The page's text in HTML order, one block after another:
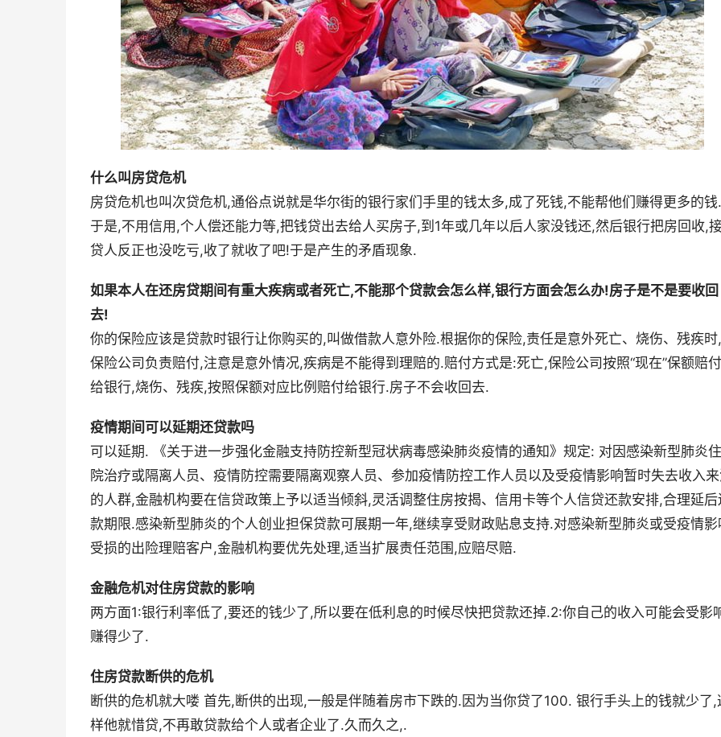
什么叫房贷危机
房贷危机也叫次贷危机,通俗点说就是华尔街的银行家们手里的钱太多,成了死钱,不能帮他们赚得更多的钱.
于是,不用信用,个人偿还能力等,把钱贷出去给人买房子,到1年或几年以后人家没钱还,然后银行把房回收,
贷人反正也没吃亏,收了就收了吧!于是产生的矛盾现象.
如果本人在还房贷期间有重大疾病或者死亡,不能那个贷款会怎么样,银行方面会怎么办!房子是不是要收回
去!
你的保险应该是贷款时银行让你购买的,叫做借款人意外险.根据你的保险,责任是意外死亡、烧伤、残疾时,
保险公司负责赔付,注意是意外情况,疾病是不能得到理赔的.赔付方式是:死亡,保险公司按照“现在”保额赔付
给银行,烧伤、残疾,按照保额对应比例赔付给银行.房子不会收回去.
疫情期间可以延期还贷款吗
可以延期. 《关于进一步强化金融支持防控新型冠状病毒感染肺炎疫情的通知》规定: 对因感染新型肺炎住
院治疗或隔离人员、疫情防控需要隔离观察人员、参加疫情防控工作人员以及受疫情影响暂时失去收入
的人群,金融机构要在信贷政策上予以适当倾斜,灵活调整住房按揭、信用卡等个人信贷还款安排,合理延后
款期限.感染新型肺炎的个人创业担保贷款可展期一年,继续享受财政贴息支持.对感染新型肺炎或受疫情影
受损的出险理赔客户,金融机构要优先处理,适当扩展责任范围,应赔尽赔.
金融危机对住房贷款的影响
两方面1:银行利率低了,要还的钱少了,所以要在低利息的时候尽快把贷款还掉.2:你自己的收入可能会受影
赚得少了.
住房贷款断供的危机
断供的危机就大喽 首先,断供的出现,一般是伴随着房市下跌的.因为当你贷了100. 银行手头上的钱就少了,
样他就惜贷,不再敢贷款给个人或者企业了.久而久之,.